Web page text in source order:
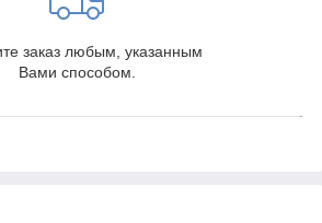
заказ любым, указанным
Вами способом.